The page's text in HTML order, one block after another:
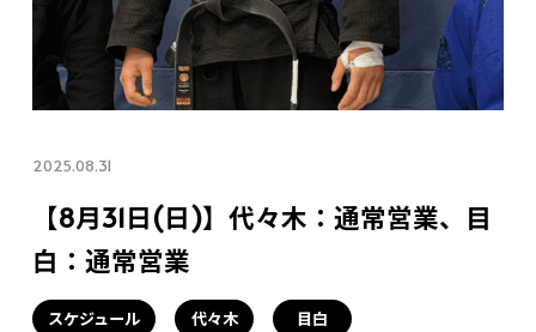
2025.08.31
【8月31日(日)】代々木：通常営業、目
白：通常営業
スケジュール 代々木 目白